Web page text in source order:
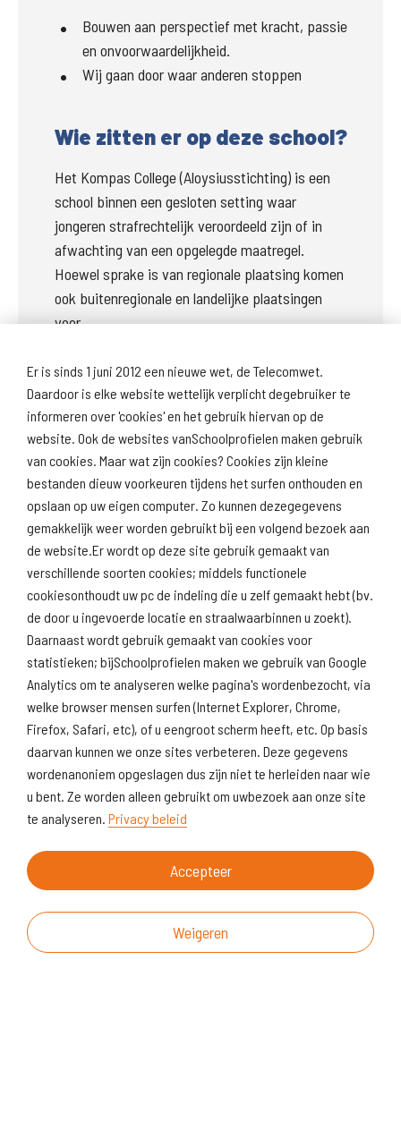
Er is sinds 1 juni 2012 een nieuwe wet, de Telecomwet.
Daardoor is elke website wettelijk verplicht degebruiker te
informeren over 'cookies' en het gebruik hiervan op de
website. Ook de websites vanSchoolprofielen maken gebruik
van cookies. Maar wat zijn cookies? Cookies zijn kleine
bestanden dieuw voorkeuren tijdens het surfen onthouden en
opslaan op uw eigen computer. Zo kunnen dezegegevens
gemakkelijk weer worden gebruikt bij een volgend bezoek aan
de website.Er wordt op deze site gebruik gemaakt van
verschillende soorten cookies; middels functionele
cookiesonthoudt uw pc de indeling die u zelf gemaakt hebt (bv.
de door u ingevoerde locatie en straalwaarbinnen u zoekt).
Daarnaast wordt gebruik gemaakt van cookies voor
statistieken; bijSchoolprofielen maken we gebruik van Google
Analytics om te analyseren welke pagina's wordenbezocht, via
welke browser mensen surfen (Internet Explorer, Chrome,
Firefox, Safari, etc), of u eengroot scherm heeft, etc. Op basis
daarvan kunnen we onze sites verbeteren. Deze gegevens
wordenanoniem opgeslagen dus zijn niet te herleiden naar wie
u bent. Ze worden alleen gebruikt om uwbezoek aan onze site
te analyseren. Privacy beleid
Accepteer
Weigeren
Bouwen aan perspectief met kracht, passie
en onvoorwaardelijkheid.
Wij gaan door waar anderen stoppen
Wie zitten er op deze school?
Het Kompas College (Aloysiusstichting) is een
school binnen een gesloten setting waar
jongeren strafrechtelijk veroordeeld zijn of in
afwachting van een opgelegde maatregel.
Hoewel sprake is van regionale plaatsing komen
ook buitenregionale en landelijke plaatsingen
voor.
Volgende onderwerp: Deze school
Download
schoolprofiel
Naar
schoolresultaten
(inspectie)